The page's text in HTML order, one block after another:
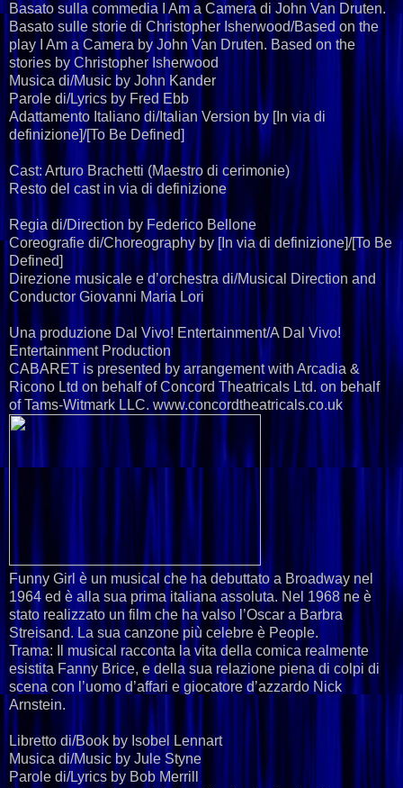
Basato sulla commedia I Am a Camera di John Van Druten.
Basato sulle storie di Christopher Isherwood/Based on the
play I Am a Camera by John Van Druten. Based on the
stories by Christopher Isherwood
Musica di/Music by John Kander
Parole di/Lyrics by Fred Ebb
Adattamento Italiano di/Italian Version by [In via di
definizione]/[To Be Defined]
Cast: Arturo Brachetti (Maestro di cerimonie)
​Resto del cast in via di definizione
Regia di/Direction by Federico Bellone
Coreografie di/Choreography by [In via di definizione]/[To Be
Defined]
Direzione musicale e d’orchestra di/Musical Direction and
Conductor Giovanni Maria Lori
Una produzione Dal Vivo! Entertainment/A Dal Vivo!
Entertainment Production
CABARET is presented by arrangement with Arcadia &
Ricono Ltd on behalf of Concord Theatricals Ltd. on behalf
of Tams-Witmark LLC. www.concordtheatricals.co.uk
Funny Girl è un musical che ha debuttato a Broadway nel
1964 ed è alla sua prima italiana assoluta. Nel 1968 ne è
stato realizzato un film che ha valso l’Oscar a Barbra
Streisand. La sua canzone più celebre è People.
Trama: Il musical racconta la vita della comica realmente
esistita Fanny Brice, e della sua relazione piena di colpi di
scena con l’uomo d’affari e giocatore d’azzardo Nick
Arnstein.
Libretto di/Book by Isobel Lennart
Musica di/Music by Jule Styne
Parole di/Lyrics by Bob Merrill